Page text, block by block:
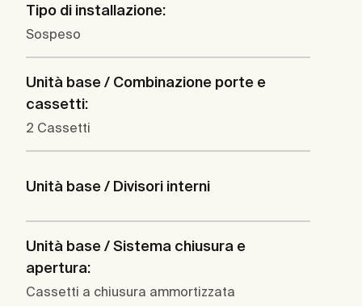
Tipo di installazione:
Sospeso
Unità base / Combinazione porte e
cassetti:
2 Cassetti
Unità base / Divisori interni
Unità base / Sistema chiusura e
apertura:
Cassetti a chiusura ammortizzata